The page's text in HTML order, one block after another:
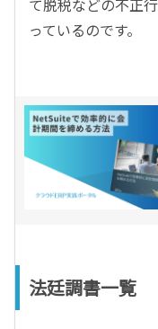
て脱税などの不正
っているのです。
法廷調書一覧